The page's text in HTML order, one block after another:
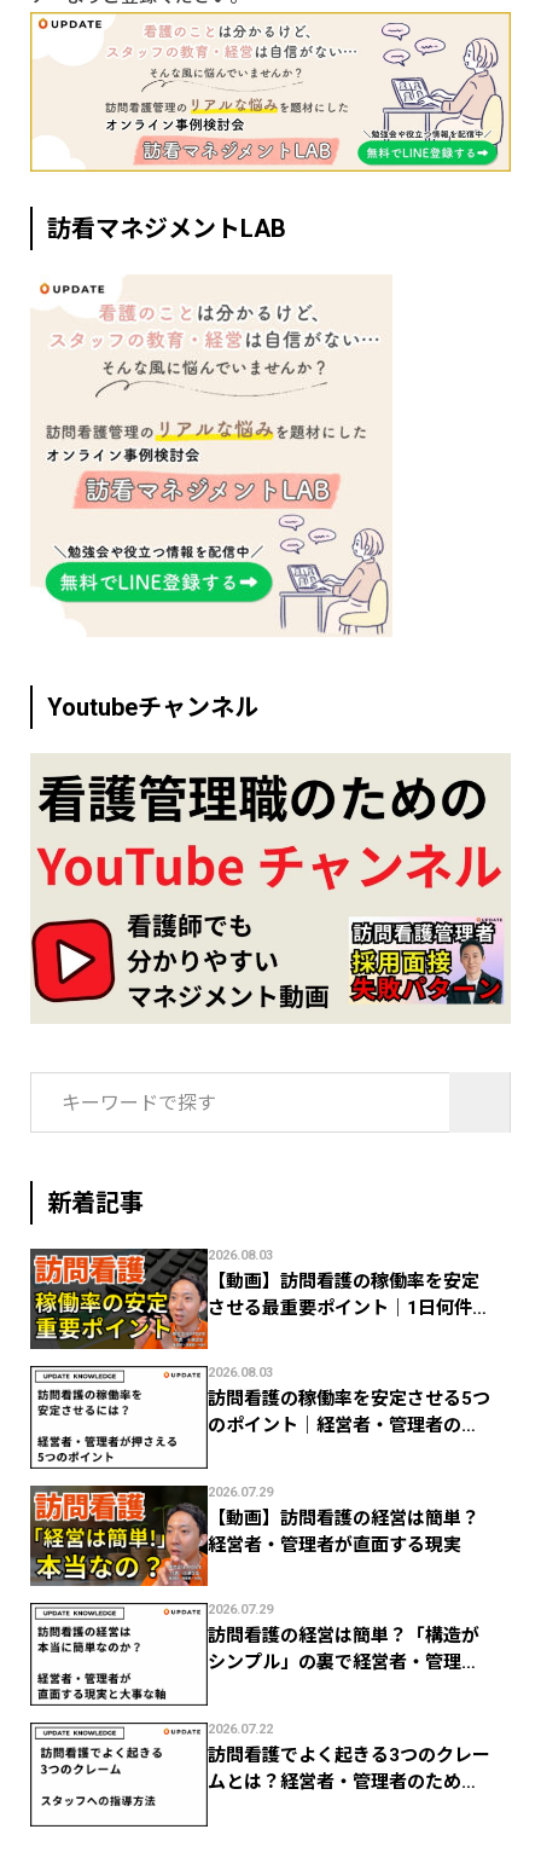
訪看マネジメントLAB
Youtubeチャンネル
新着記事
2026.08.03
【動画】訪問看護の稼働率を安定
させる最重要ポイント｜1日何件で
2026.08.03
訪問看護の稼働率を安定させる5つ
のポイント｜経営者・管理者のた
2026.07.29
【動画】訪問看護の経営は簡単？
経営者・管理者が直面する現実
2026.07.29
訪問看護の経営は簡単？「構造が
シンプル」の裏で経営者・管理者
2026.07.22
訪問看護でよく起きる3つのクレー
ムとは？経営者・管理者のための